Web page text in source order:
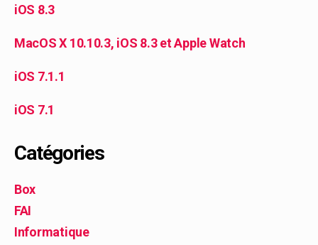
iOS 8.3
MacOS X 10.10.3, iOS 8.3 et Apple Watch
iOS 7.1.1
iOS 7.1
Catégories
Box
FAI
Informatique